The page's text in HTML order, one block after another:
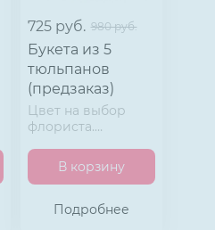
725 руб. 980 руб.
Букета из 5
тюльпанов
(предзаказ)
Цвет на выбор
флориста.
лента.
Тюльпаны
В корзину
Подробнее